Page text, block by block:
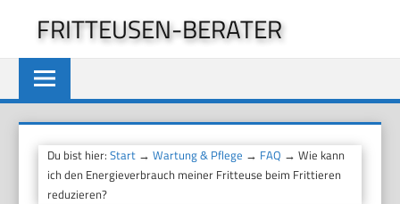
springen
FRITTEUSEN-BERATER
Du bist hier:Start →Wartung & Pflege → FAQ → Wie kann
ich den Energieverbrauch meiner Fritteuse beim Frittieren
reduzieren?